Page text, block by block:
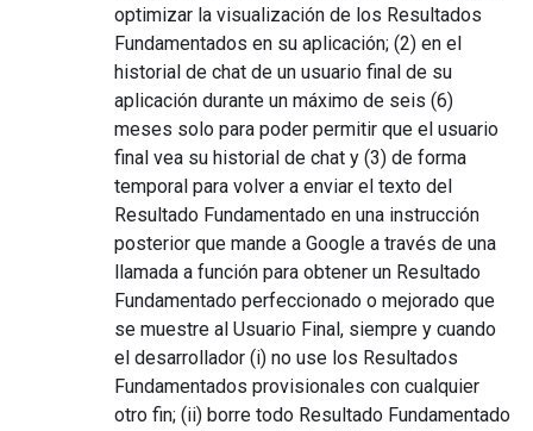
optimizar la visualización de los Resultados
Fundamentados en su aplicación; (2) en el
historial de chat de un usuario final de su
aplicación durante un máximo de seis (6)
meses solo para poder permitir que el usuario
final vea su historial de chat y (3) de forma
temporal para volver a enviar el texto del
Resultado Fundamentado en una instrucción
posterior que mande a Google a través de una
llamada a función para obtener un Resultado
Fundamentado perfeccionado o mejorado que
se muestre al Usuario Final, siempre y cuando
el desarrollador (i) no use los Resultados
Fundamentados provisionales con cualquier
otro fin; (ii) borre todo Resultado Fundamentado